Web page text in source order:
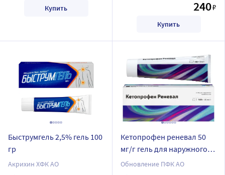
Купить 240₽
Купить
Быструмгель 2,5% гель 100
гр
Акрихин ХФК АО
Кетопрофен реневал 50
мг/г гель для наружного
применения 100 гр
Обновление ПФК АО